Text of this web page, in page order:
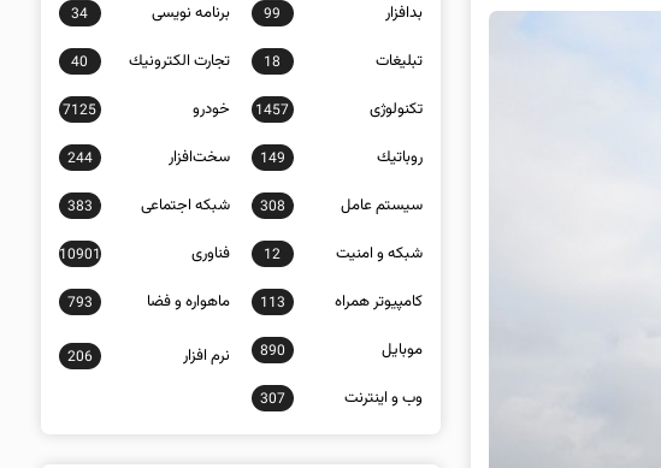
بدافزار 99 برنامه نويسی 34
تبلیغات 18 تجارت الكترونيك 40
تکنولوژی 1457 خودرو 7125
روباتيك 149 سخت‌افزار 244
سيستم عامل 308 شبكه اجتماعی 383
شبكه و امنيت 12 فناوری 10901
كامپيوتر همراه 113 ماهواره و فضا 793
موبايل 890 نرم افزار 206
وب و اينترنت 307